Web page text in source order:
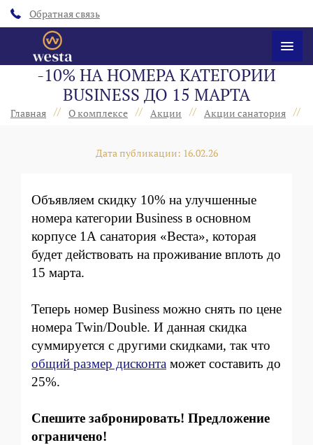
Обратная связь
-10% НА НОМЕРА КАТЕГОРИИ
BUSINESS ДО 15 МАРТА
Главная // О комплексе // Акции // Акции санатория //
Дата публикации: 16.02.26
Объявляем скидку 10% на улучшенные
номера категории Business в основном
корпусе 1А санатория «Веста», которая
будет действовать на проживание вплоть до
15 марта.
Теперь номер Business можно снять по цене
номера Twin/Double. И данная скидка
суммируется с другими скидками, так что
общий размер дисконта может составить до
25%.
Спешите забронировать! Предложение
ограничено!